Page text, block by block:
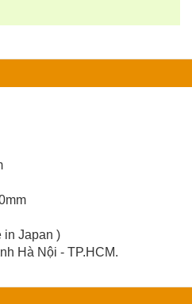
in Japan )
Hà Nội - TP.HCM.